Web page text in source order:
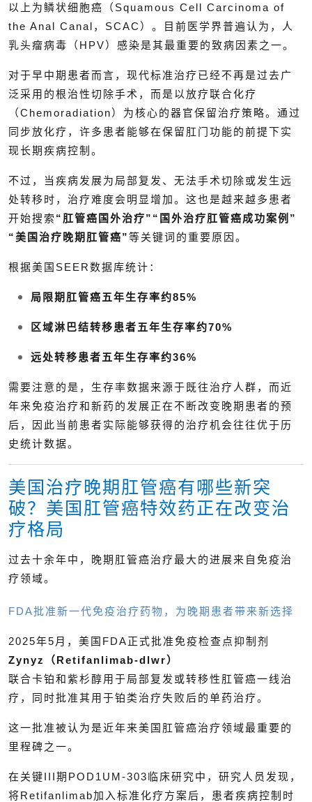
以上为鳞状细胞癌（Squamous Cell Carcinoma of
the Anal Canal，SCAC）。目前医学界普遍认为，人
乳头瘤病毒（HPV）感染是其最重要的致病因素之一。
对于早中期患者而言，现代标准治疗已经不再是过去广
泛采用的根治性切除手术，而是以放疗联合化疗
（Chemoradiation）为核心的器官保留治疗策略。通过
同步放化疗，许多患者能够在保留肛门功能的前提下实
现长期疾病控制。
不过，当疾病发展为局部复发、无法手术切除或发生远
处转移时，治疗难度会明显增加。这也是越来越多患者
开始搜索 “肛管癌国外治疗”“国外治疗肛管癌成功案例”
“美国治疗晚期肛管癌”等关键词的重要原因。
根据美国SEER数据库统计：
局限期肛管癌五年生存率约85%
区域淋巴结转移患者五年生存率约70%
远处转移患者五年生存率约36%
需要注意的是，生存率数据来源于既往治疗人群，而近
年来免疫治疗和新药的发展正在不断改变晚期患者的预
后，因此当前患者实际能够获得的治疗机会往往优于历
史统计数据。
美国治疗晚期肛管癌有哪些新突
破？美国肛管癌特效药正在改变治
疗格局
过去十余年中，晚期肛管癌治疗最大的进展来自免疫治
疗领域。
FDA批准新一代免疫治疗药物，为晚期患者带来新选择
2025年5月，美国FDA正式批准免疫检查点抑制剂
Zynyz（Retifanlimab-dlwr）
联合卡铂和紫杉醇用于局部复发或转移性肛管癌一线治
疗，同时批准其用于铂类治疗失败后的单药治疗。
这一批准被认为是近年来美国肛管癌治疗领域最重要的
里程碑之一。
在关键III期POD1UM-303临床研究中，研究人员发现，
将Retifanlimab加入标准化疗方案后，患者疾病控制时